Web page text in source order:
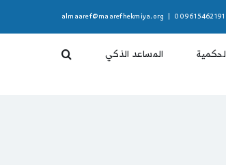
009615462191
almaaref@maarefhekmiya.org
المساعد الذكي